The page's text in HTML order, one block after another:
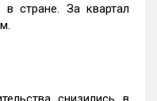
стране. За квартал